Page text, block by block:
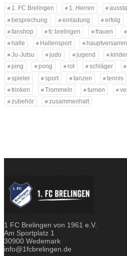
1. FC Brelingen 1. Herren
besprechung
einladung erfolg
fanshop
fc brelingen frauen
halle
Hallensport
Ju-Jutsu
judo jugend kinder
ping
pong rot schläger
spieler
sport tanzen tennis
trinken
Trommeln turnen
zubehör
zusammenhalt
1 FC Brelingen von 1961 e.V.
Am Sportplatz 1
30900 Wedemark
info@1fcbrelingen.de